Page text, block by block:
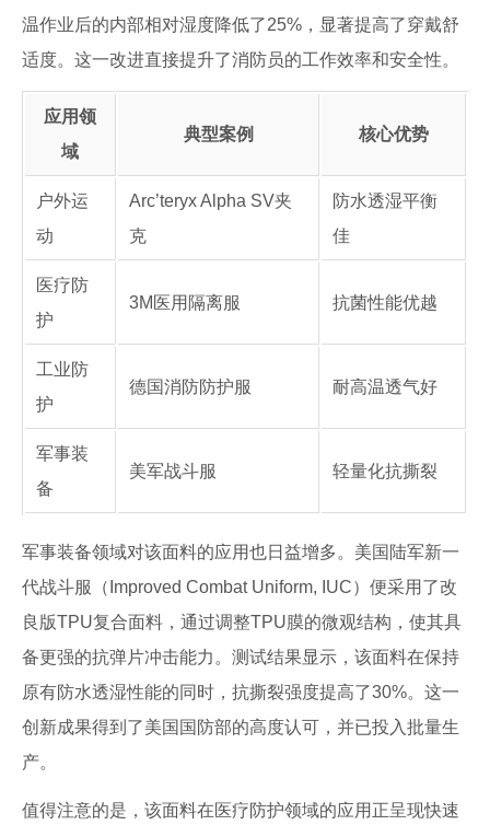
温作业后的内部相对湿度降低了25%，显著提高了穿戴舒
适度。这一改进直接提升了消防员的工作效率和安全性。
应用领
域
典型案例 核心优势
户外运
动
Arc’teryx Alpha SV夹
克
防水透湿平衡
佳
医疗防
护
3M医用隔离服 抗菌性能优越
工业防
护
德国消防防护服 耐高温透气好
军事装
备
美军战斗服 轻量化抗撕裂
军事装备领域对该面料的应用也日益增多。美国陆军新一
代战斗服（Improved Combat Uniform, IUC）便采用了改
良版TPU复合面料，通过调整TPU膜的微观结构，使其具
备更强的抗弹片冲击能力。测试结果显示，该面料在保持
原有防水透湿性能的同时，抗撕裂强度提高了30%。这一
创新成果得到了美国国防部的高度认可，并已投入批量生
产。
值得注意的是，该面料在医疗防护领域的应用正呈现快速